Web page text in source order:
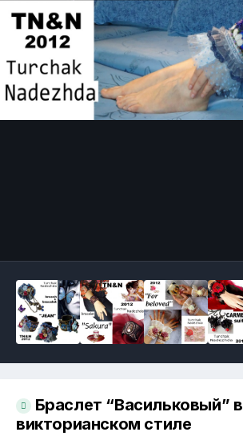
Браслет “Васильковый” в
викторианском стиле